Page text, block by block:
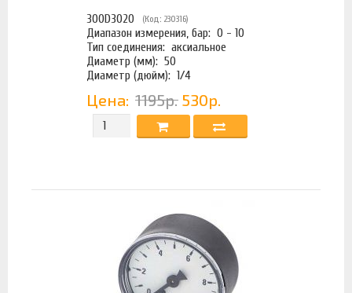
300D3020 (Код: 230316)
Диапазон измерения, бар: 0 - 10
Тип соединения: аксиальное
Диаметр (мм): 50
Диаметр (дюйм): 1/4
Цена: 1195р. 530р.